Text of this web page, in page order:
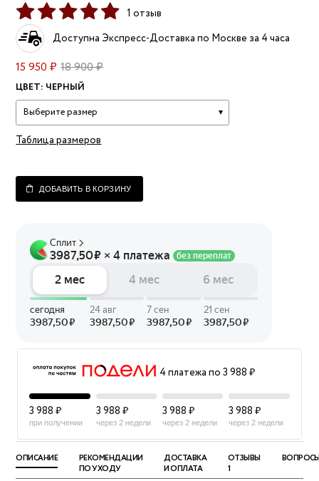
1 отзыв
Доступна Экспресс-Доставка по Москве за 4 часа
15 950 ₽ 18 900 ₽
ЦВЕТ: ЧЕРНЫЙ
Выберите размер
Таблица размеров
ДОБАВИТЬ В КОРЗИНУ
4 платежа по 3 988 ₽
3 988 ₽
при получении
3 988 ₽
через 2 недели
3 988 ₽
через 2 недели
3 988 ₽
через 2 недели
ОПИСАНИЕ
РЕКОМЕНДАЦИИ
ПО УХОДУ
ДОСТАВКА
И ОПЛАТА
ОТЗЫВЫ
1